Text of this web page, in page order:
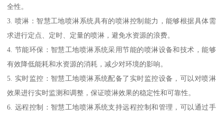
全性。
3. 喷淋：智慧工地喷淋系统具有的喷淋控制能力，能够根据具体需
求进行定点、定时、定量的喷淋，避免水资源的浪费。
4. 节能环保：智慧工地喷淋系统采用节能的喷淋设备和技术，能够
有效降低能耗和水资源的消耗，减少对环境的影响。
5. 实时监控：智慧工地喷淋系统配备了实时监控设备，可以对喷淋
效果进行实时监测和调整，保证喷淋效果的稳定性和可靠性。
6. 远程控制：智慧工地喷淋系统支持远程控制和管理，可以通过手